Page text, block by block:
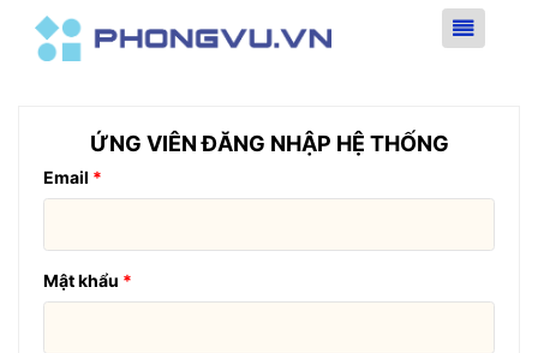
ỨNG VIÊN ĐĂNG NHẬP HỆ THỐNG
Email
Mật khẩu